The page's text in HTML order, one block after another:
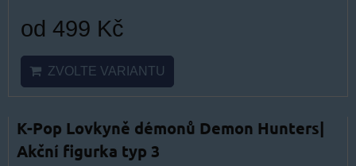
od 499 Kč
ZVOLTE VARIANTU
K-Pop Lovkyně démonů Demon Hunters|
Akční figurka typ 3